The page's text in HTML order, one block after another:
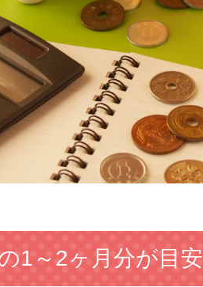
1～2ヶ月分が目安